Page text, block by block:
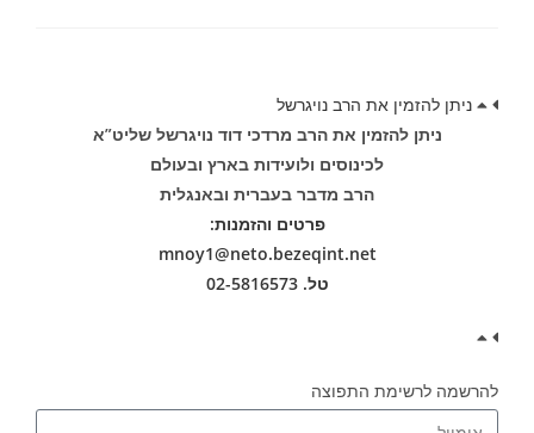
ניתן להזמין את הרב נויגרשל
ניתן להזמין את הרב מרדכי דוד נויגרשל שליט”א
לכינוסים ולועידות בארץ ובעולם
הרב מדבר בעברית ובאנגלית
פרטים והזמנות:
mnoy1@neto.bezeqint.net
טל. 02-5816573
להרשמה לרשימת התפוצה